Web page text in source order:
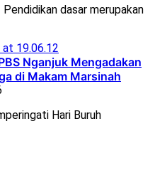
dasar merupakan
Nganjuk Mengadakan
di Makam Marsinah
Hari Buruh